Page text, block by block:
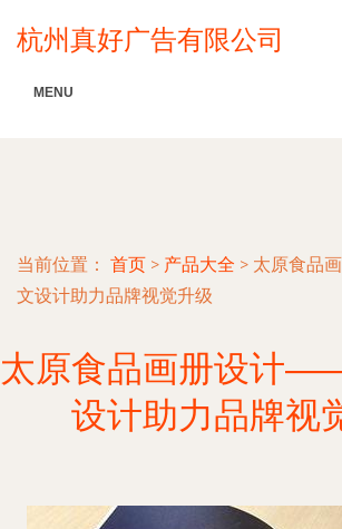
杭州真好广告有限公司
MENU
当前位置： 首页 > 产品大全 > 太原食品
文设计助力品牌视觉升级
太原食品画册设计
设计助力品牌视